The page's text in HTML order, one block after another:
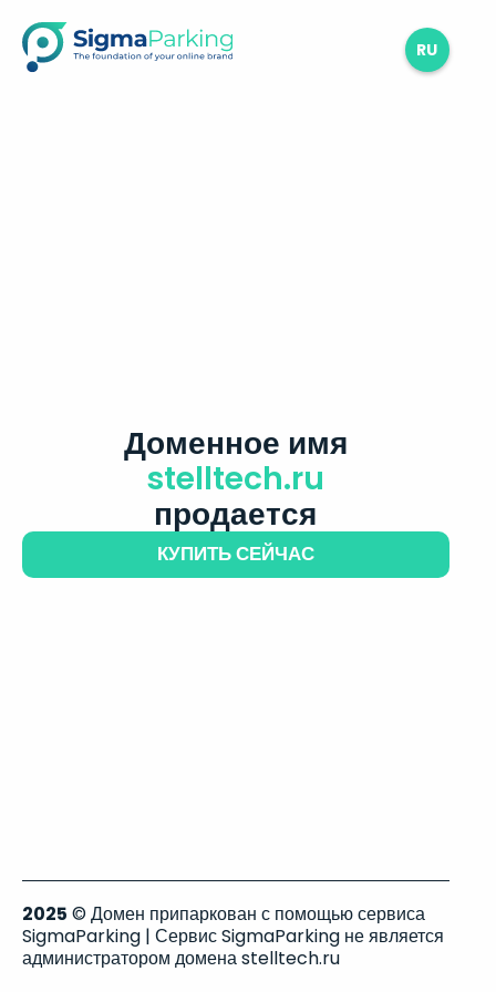
RU
Доменное имя
stelltech.ru
продается
КУПИТЬ СЕЙЧАС
2025 © Домен припаркован с помощью сервиса
SigmaParking | Сервис SigmaParking не является
администратором домена stelltech.ru